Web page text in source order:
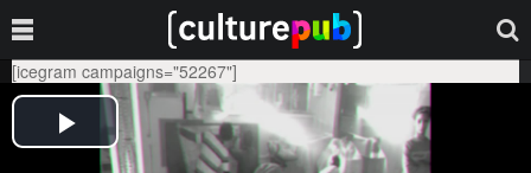
[icegram campaigns="52267"]